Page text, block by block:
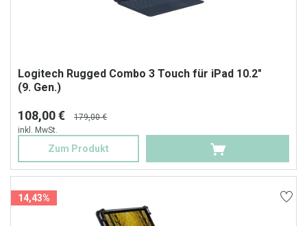
Logitech Rugged Combo 3 Touch für iPad 10.2"
(9. Gen.)
108,00 €
179,00 €
inkl. MwSt.
Zum Produkt
14,43%